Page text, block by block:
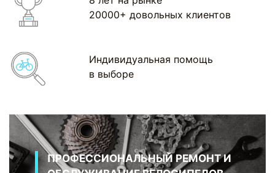
20000+ довольных клиентов
Индивидуальная помощь
в выборе
ПРОФЕССИОНАЛЬНЫЙ РЕМОНТ И